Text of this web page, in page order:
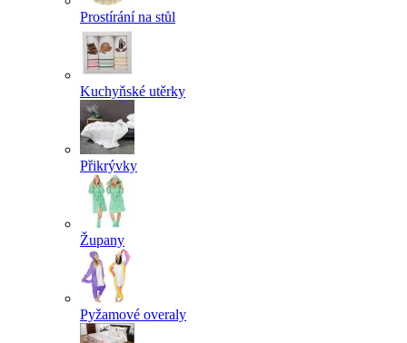
Prostírání na stůl
Kuchyňské utěrky
Přikrývky
Župany
Pyžamové overaly